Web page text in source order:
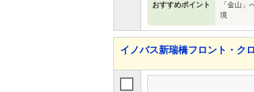
おすすめポイント
「金山
境
イノバス新瑞橋フロント・